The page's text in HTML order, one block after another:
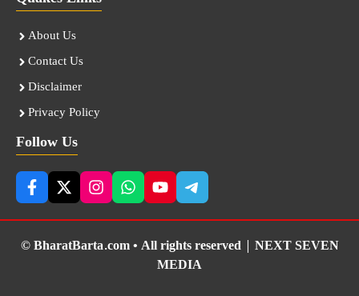
About Us
Contact Us
Disclaimer
Privacy Policy
Follow Us
© BharatBarta.com • All rights reserved | NEXT SEVEN
MEDIA